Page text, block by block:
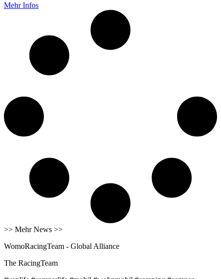
Mehr Infos
>> Mehr News >>
WomoRacingTeam - Global Alliance
The RacingTeam